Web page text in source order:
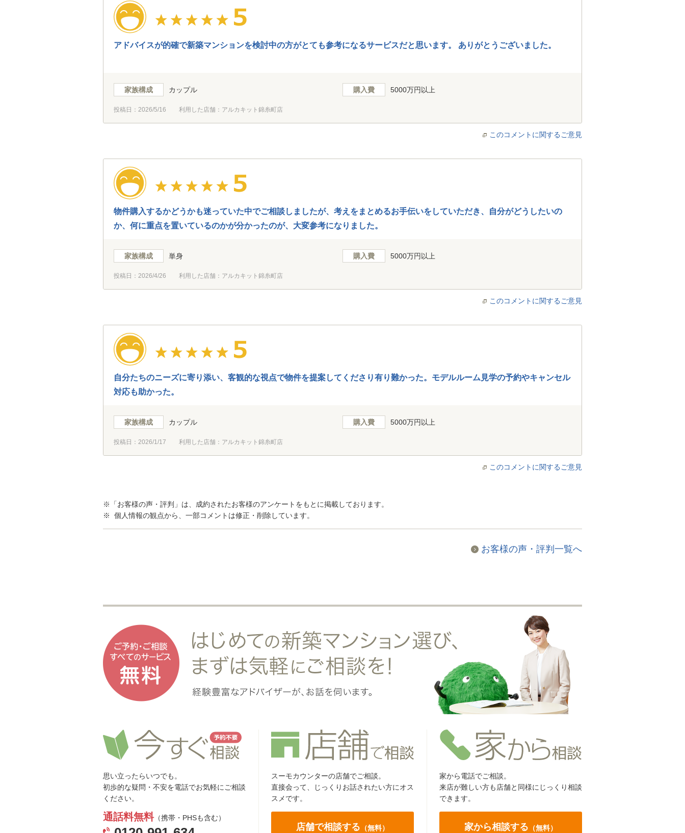
アドバイスが的確で新築マンションを検討中の方がとても参考になるサービスだと思います。 ありがとうございました。
家族構成 カップル 購入費 5000万円以上
投稿日： 2026/5/16 利用した店舗：アルカキット錦糸町店
このコメントに関するご意見
物件購入するかどうかも迷っていた中でご相談しましたが、考えをまとめるお手伝いをしていただき、自分がどうしたいの
か、何に重点を置いているのかが分かったのが、大変参考になりました。
家族構成 単身 購入費 5000万円以上
投稿日： 2026/4/26 利用した店舗：アルカキット錦糸町店
このコメントに関するご意見
自分たちのニーズに寄り添い、客観的な視点で物件を提案してくださり有り難かった。モデルルーム見学の予約やキャンセル
対応も助かった。
家族構成 カップル 購入費 5000万円以上
投稿日： 2026/1/17 利用した店舗：アルカキット錦糸町店
このコメントに関するご意見
※「お客様の声・評判」は、成約されたお客様のアンケートをもとに掲載しております。
※ 個人情報の観点から、一部コメントは修正・削除しています。
お客様の声・評判一覧へ
思い立ったらいつでも。
初歩的な疑問・不安を電話でお気軽にご相談
ください。
通話料無料（携帯・PHSも含む）
スーモカウンターの店舗でご相談。
直接会って、じっくりお話されたい方にオス
スメです。
店舗で相談する （無料）
家から電話でご相談。
来店が難しい方も店舗と同様にじっくり相談
できます。
家から相談する （無料）